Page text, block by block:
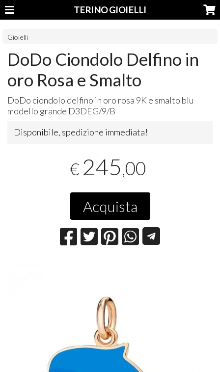
TERINO GIOIELLI
Gioielli
DoDo Ciondolo Delfino in
oro Rosa e Smalto
DoDo ciondolo delfino in oro rosa 9K e smalto blu
modello grande D3DEG/9/B
Disponibile, spedizione immediata!
€ 245,00
Acquista